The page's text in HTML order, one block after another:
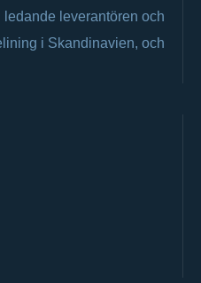
leverantören och
i Skandinavien, och